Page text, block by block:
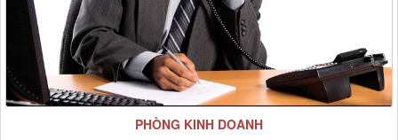
PHÒNG KINH DOANH